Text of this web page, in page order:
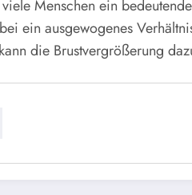
Menschen ein
ein ausgewogenes
die Brustvergrößerung